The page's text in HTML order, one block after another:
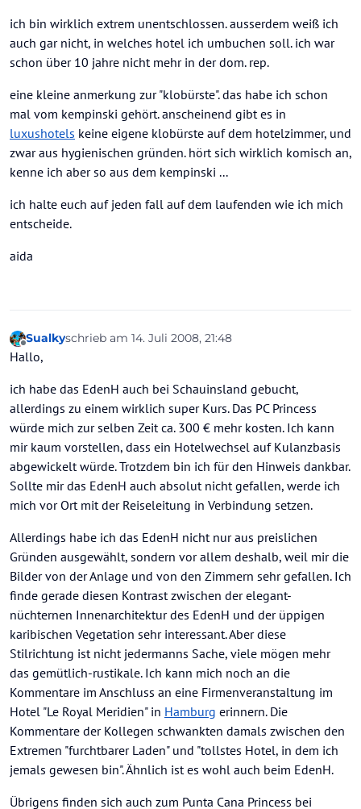
ich bin wirklich extrem unentschlossen. ausserdem weiß ich
auch gar nicht, in welches hotel ich umbuchen soll. ich war
schon über 10 jahre nicht mehr in der dom. rep.
eine kleine anmerkung zur "klobürste". das habe ich schon
mal vom kempinski gehört. anscheinend gibt es in
luxushotels keine eigene klobürste auf dem hotelzimmer, und
zwar aus hygienischen gründen. hört sich wirklich komisch an,
kenne ich aber so aus dem kempinski ...
ich halte euch auf jeden fall auf dem laufenden wie ich mich
entscheide.
aida
Offline
Sualkyschrieb am 14. Juli 2008, 21:48
zuletzt editiert von
Hallo,
ich habe das EdenH auch bei Schauinsland gebucht,
allerdings zu einem wirklich super Kurs. Das PC Princess
würde mich zur selben Zeit ca. 300 € mehr kosten. Ich kann
mir kaum vorstellen, dass ein Hotelwechsel auf Kulanzbasis
abgewickelt würde. Trotzdem bin ich für den Hinweis dankbar.
Sollte mir das EdenH auch absolut nicht gefallen, werde ich
mich vor Ort mit der Reiseleitung in Verbindung setzen.
Allerdings habe ich das EdenH nicht nur aus preislichen
Gründen ausgewählt, sondern vor allem deshalb, weil mir die
Bilder von der Anlage und von den Zimmern sehr gefallen. Ich
finde gerade diesen Kontrast zwischen der elegant-
nüchternen Innenarchitektur des EdenH und der üppigen
karibischen Vegetation sehr interessant. Aber diese
Stilrichtung ist nicht jedermanns Sache, viele mögen mehr
das gemütlich-rustikale. Ich kann mich noch an die
Kommentare im Anschluss an eine Firmenveranstaltung im
Hotel "Le Royal Meridien" in Hamburg erinnern. Die
Kommentare der Kollegen schwankten damals zwischen den
Extremen "furchtbarer Laden" und "tollstes Hotel, in dem ich
jemals gewesen bin". Ähnlich ist es wohl auch beim EdenH.
Übrigens finden sich auch zum Punta Cana Princess bei